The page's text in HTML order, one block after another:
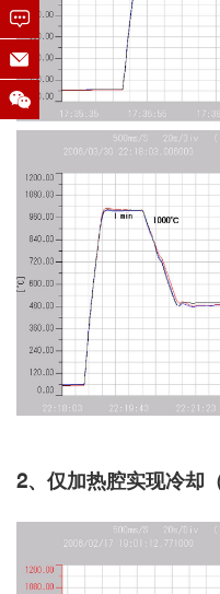
2、仅加热腔实现冷却